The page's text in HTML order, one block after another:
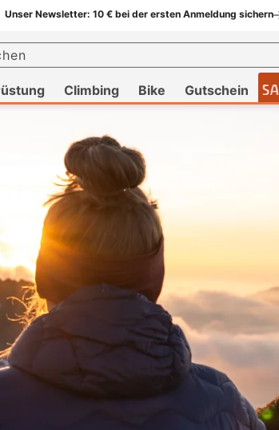
Unser Newsletter: 10 € bei der ersten Anmeldung sichern
Climbing Bike Gutschein